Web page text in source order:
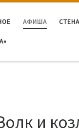
АФИША
и